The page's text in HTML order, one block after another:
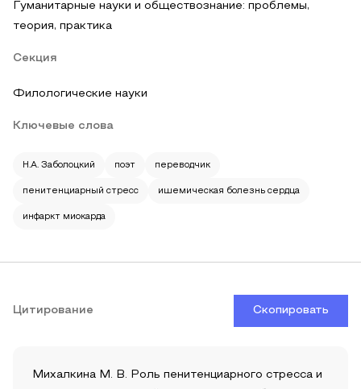
Гуманитарные науки и обществознание: проблемы,
теория, практика
Секция
Филологические науки
Ключевые слова
Н.А. Заболоцкий поэт переводчик
пенитенциарный стресс ишемическая болезнь сердца
инфаркт миокарда
Цитирование Скопировать
Михалкина М. В. Роль пенитенциарного стресса и